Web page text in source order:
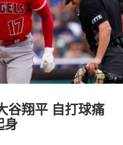
谷翔平 自打球痛
身